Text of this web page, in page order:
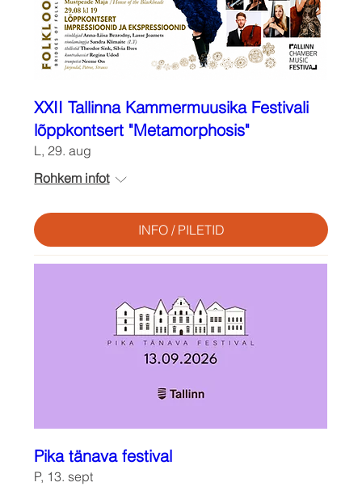
XXII Tallinna Kammermuusika Festivali
lõppkontsert "Metamorphosis"
L, 29. aug
Rohkem infot
INFO / PILETID
Pika tänava festival
P, 13. sept